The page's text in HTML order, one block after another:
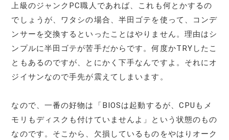
上級のジャンクPC職人であれば、これも何とかするの
でしょうが、ワタシの場合、半田ゴテを使って、コンデ
ンサーを交換するといったことはやりません。理由はシ
ンプルに半田ゴテが苦手だからです。何度かTRYしたこ
ともあるのですが、とにかく下手なんですよ。それにオ
ジイサンなので手先が震えてしまいます。
なので、一番の好物は「BIOSは起動するが、CPUもメ
モリもディスクも付けていませんよ」という状態のもの
なのです。そこから、欠損しているものをやはりオーク